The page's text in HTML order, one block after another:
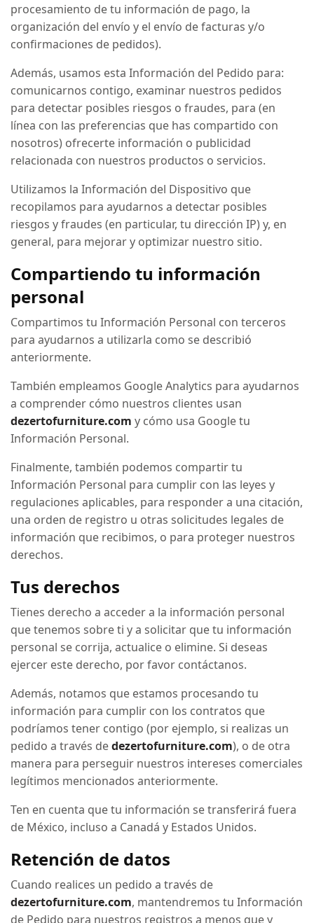
procesamiento de tu información de pago, la
organización del envío y el envío de facturas y/o
confirmaciones de pedidos).
Además, usamos esta Información del Pedido para:
comunicarnos contigo, examinar nuestros pedidos
para detectar posibles riesgos o fraudes, para (en
línea con las preferencias que has compartido con
nosotros) ofrecerte información o publicidad
relacionada con nuestros productos o servicios.
Utilizamos la Información del Dispositivo que
recopilamos para ayudarnos a detectar posibles
riesgos y fraudes (en particular, tu dirección IP) y, en
general, para mejorar y optimizar nuestro sitio.
Compartiendo tu información
personal
Compartimos tu Información Personal con terceros
para ayudarnos a utilizarla como se describió
anteriormente.
También empleamos Google Analytics para ayudarnos
a comprender cómo nuestros clientes usan
dezertofurniture.com y cómo usa Google tu
Información Personal.
Finalmente, también podemos compartir tu
Información Personal para cumplir con las leyes y
regulaciones aplicables, para responder a una citación,
una orden de registro u otras solicitudes legales de
información que recibimos, o para proteger nuestros
derechos.
Tus derechos
Tienes derecho a acceder a la información personal
que tenemos sobre ti y a solicitar que tu información
personal se corrija, actualice o elimine. Si deseas
ejercer este derecho, por favor contáctanos.
Además, notamos que estamos procesando tu
información para cumplir con los contratos que
podríamos tener contigo (por ejemplo, si realizas un
pedido a través dedezertofurniture.com), o de otra
manera para perseguir nuestros intereses comerciales
legítimos mencionados anteriormente.
Ten en cuenta que tu información se transferirá fuera
de México, incluso a Canadá y Estados Unidos.
Retención de datos
Cuando realices un pedido a través de
dezertofurniture.com, mantendremos tu Información
de Pedido para nuestros registros a menos que y